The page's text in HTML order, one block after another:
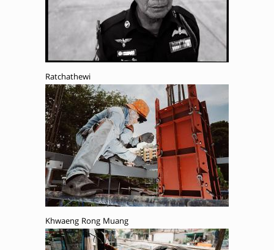
Ratchathewi
Khwaeng Rong Muang